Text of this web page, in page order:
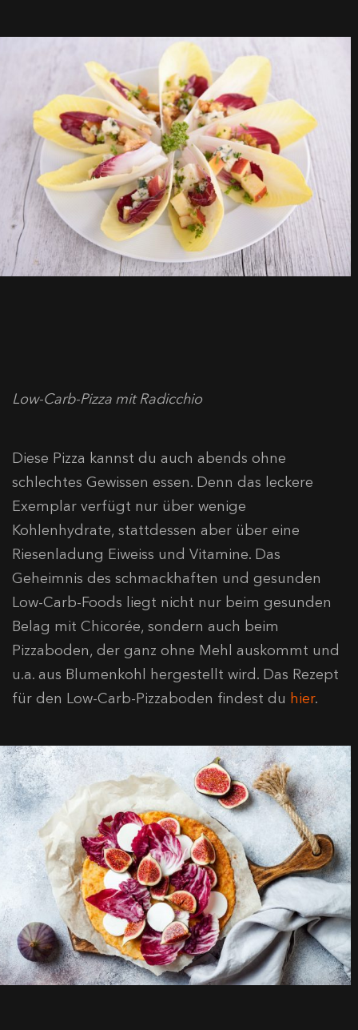
Low-Carb-Pizza mit Radicchio
Diese Pizza kannst du auch abends ohne
schlechtes Gewissen essen. Denn das leckere
Exemplar verfügt nur über wenige
Kohlenhydrate, stattdessen aber über eine
Riesenladung Eiweiss und Vitamine. Das
Geheimnis des schmackhaften und gesunden
Low-Carb-Foods liegt nicht nur beim gesunden
Belag mit Chicorée, sondern auch beim
Pizzaboden, der ganz ohne Mehl auskommt und
u.a. aus Blumenkohl hergestellt wird. Das Rezept
für den Low-Carb-Pizzaboden findest du hier.